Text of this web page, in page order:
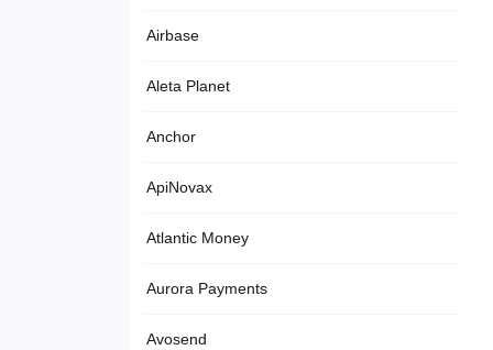
Airbase
Aleta Planet
Anchor
ApiNovax
Atlantic Money
Aurora Payments
Avosend